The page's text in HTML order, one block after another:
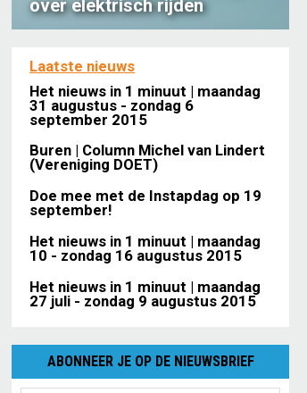
over elektrisch rijden
Laatste nieuws
Het nieuws in 1 minuut | maandag
31 augustus - zondag 6
september 2015
Buren | Column Michel van Lindert
(Vereniging DOET)
Doe mee met de Instapdag op 19
september!
Het nieuws in 1 minuut | maandag
10 - zondag 16 augustus 2015
Het nieuws in 1 minuut | maandag
27 juli - zondag 9 augustus 2015
ABONNEER JE OP DE NIEUWSBRIEF